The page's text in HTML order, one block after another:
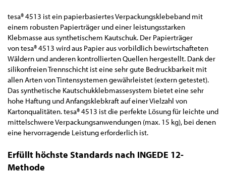
tesa®4513 ist ein papierbasiertes Verpackungsklebeband mit
einem robusten Papierträger und einer leistungsstarken
Klebmasse aus synthetischem Kautschuk. Der Papierträger
von tesa®4513 wird aus Papier aus vorbildlich bewirtschafteten
Wäldern und anderen kontrollierten Quellen hergestellt. Dank der
silikonfreien Trennschicht ist eine sehr gute Bedruckbarkeit mit
allen Arten von Tintensystemen gewährleistet (extern getestet).
Das synthetische Kautschukklebmassesystem bietet eine sehr
hohe Haftung und Anfangsklebkraft auf einer Vielzahl von
Kartonqualitäten. tesa®4513 ist die perfekte Lösung für leichte und
mittelschwere Verpackungsanwendungen (max. 15 kg), bei denen
eine hervorragende Leistung erforderlich ist.
Erfüllt höchste Standards nach INGEDE 12-
Methode